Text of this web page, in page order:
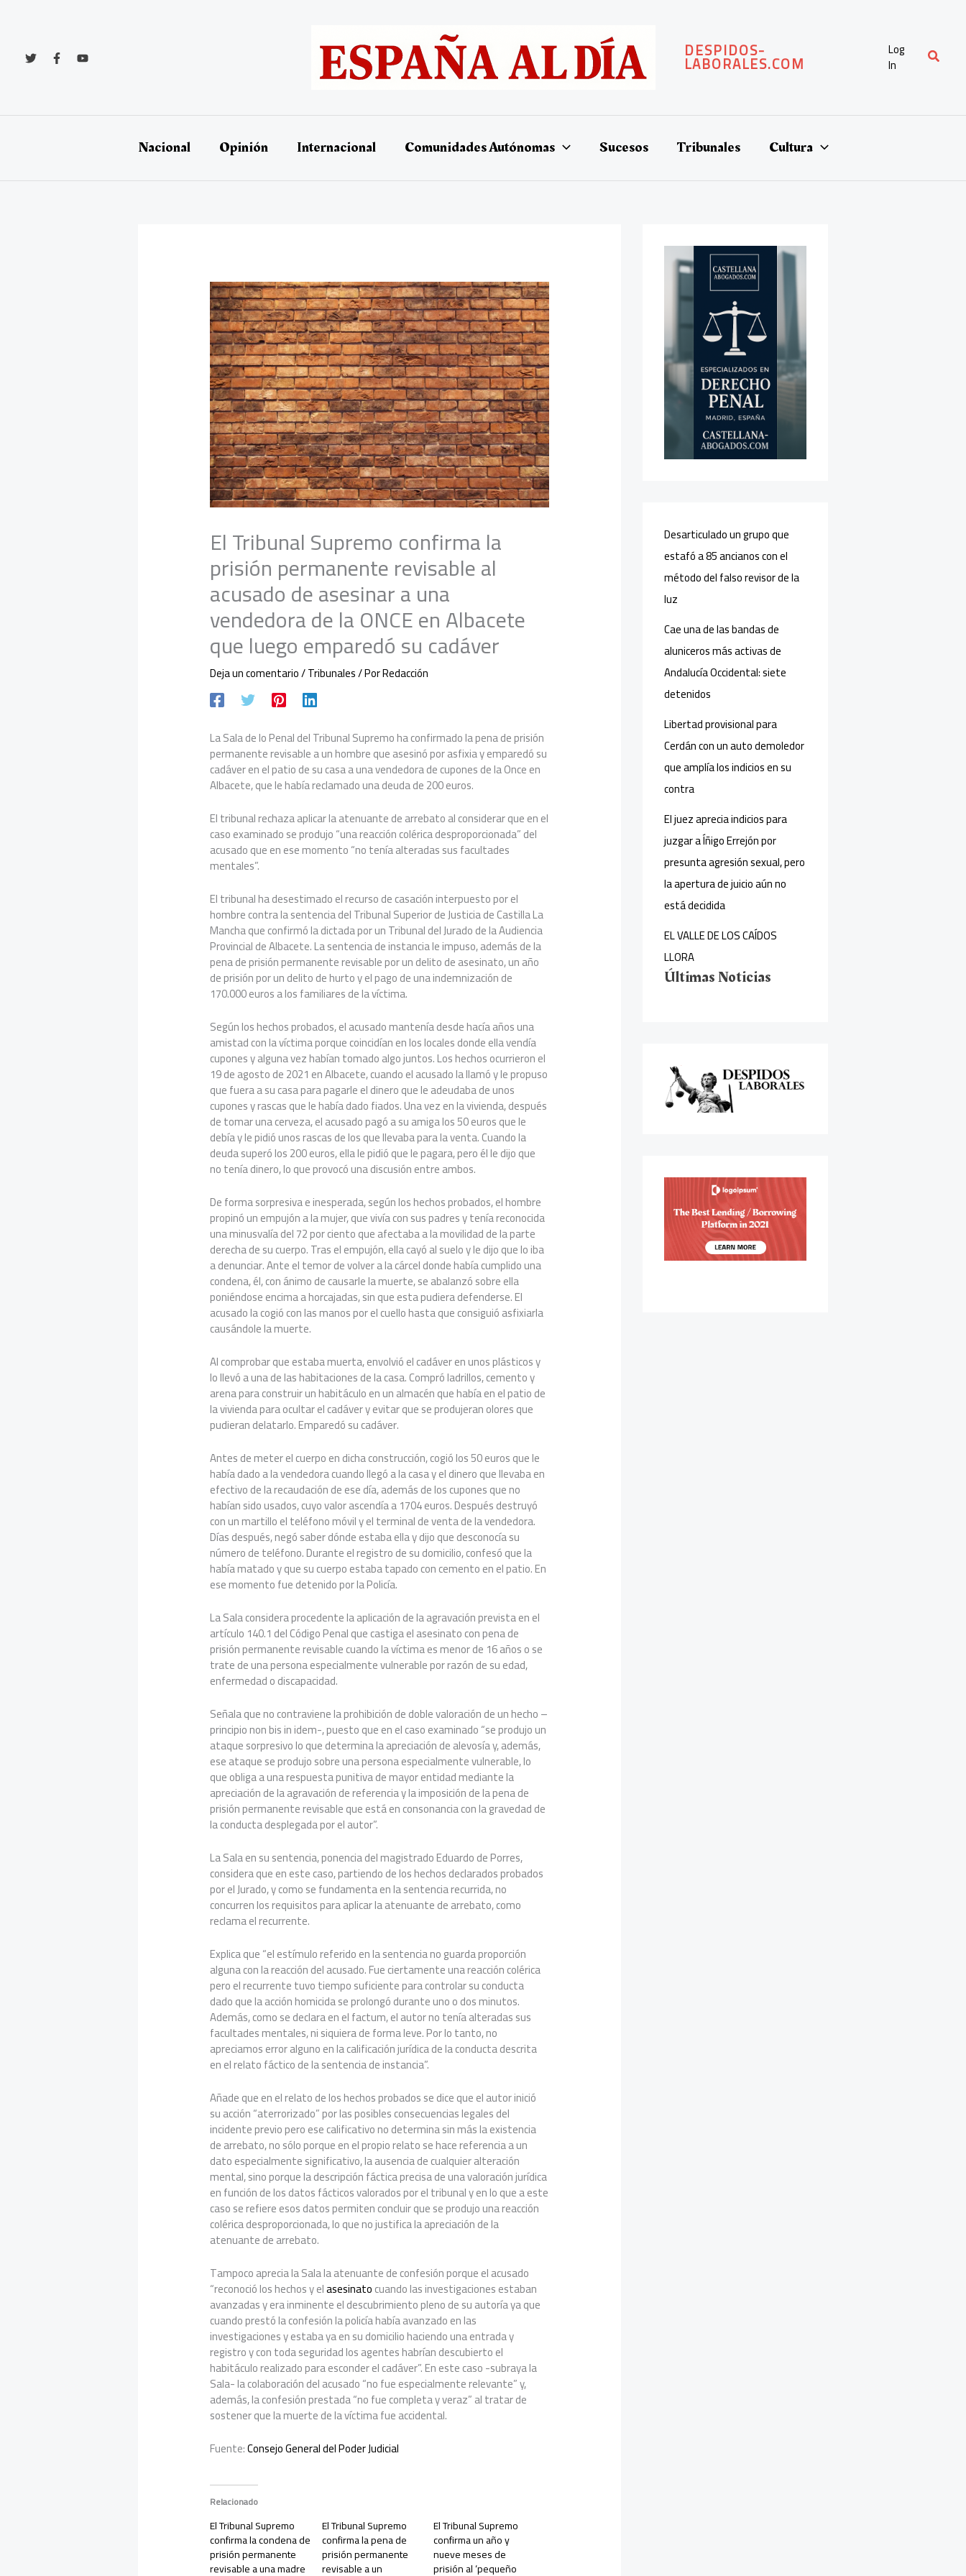
DESPIDOS-
LABORALES.COM
Log
In Buscar
Nacional Opinión Internacional Comunidades Autónomas Sucesos Tribunales Cultura
El Tribunal Supremo confirma la
prisión permanente revisable al
acusado de asesinar a una
vendedora de la ONCE en Albacete
que luego emparedó su cadáver
Deja un comentario/Tribunales/ PorRedacción
La Sala de lo Penal del Tribunal Supremo ha confirmado la pena de prisión
permanente revisable a un hombre que asesinó por asfixia y emparedó su
cadáver en el patio de su casa a una vendedora de cupones de la Once en
Albacete, que le había reclamado una deuda de 200 euros.
El tribunal rechaza aplicar la atenuante de arrebato al considerar que en el
caso examinado se produjo “una reacción colérica desproporcionada” del
acusado que en ese momento “no tenía alteradas sus facultades
mentales”.
El tribunal ha desestimado el recurso de casación interpuesto por el
hombre contra la sentencia del Tribunal Superior de Justicia de Castilla La
Mancha que confirmó la dictada por un Tribunal del Jurado de la Audiencia
Provincial de Albacete. La sentencia de instancia le impuso, además de la
pena de prisión permanente revisable por un delito de asesinato, un año
de prisión por un delito de hurto y el pago de una indemnización de
170.000 euros a los familiares de la víctima.
Según los hechos probados, el acusado mantenía desde hacía años una
amistad con la víctima porque coincidían en los locales donde ella vendía
cupones y alguna vez habían tomado algo juntos. Los hechos ocurrieron el
19 de agosto de 2021 en Albacete, cuando el acusado la llamó y le propuso
que fuera a su casa para pagarle el dinero que le adeudaba de unos
cupones y rascas que le había dado fiados. Una vez en la vivienda, después
de tomar una cerveza, el acusado pagó a su amiga los 50 euros que le
debía y le pidió unos rascas de los que llevaba para la venta. Cuando la
deuda superó los 200 euros, ella le pidió que le pagara, pero él le dijo que
no tenía dinero, lo que provocó una discusión entre ambos.
De forma sorpresiva e inesperada, según los hechos probados, el hombre
propinó un empujón a la mujer, que vivía con sus padres y tenía reconocida
una minusvalía del 72 por ciento que afectaba a la movilidad de la parte
derecha de su cuerpo. Tras el empujón, ella cayó al suelo y le dijo que lo iba
a denunciar. Ante el temor de volver a la cárcel donde había cumplido una
condena, él, con ánimo de causarle la muerte, se abalanzó sobre ella
poniéndose encima a horcajadas, sin que esta pudiera defenderse. El
acusado la cogió con las manos por el cuello hasta que consiguió asfixiarla
causándole la muerte.
Al comprobar que estaba muerta, envolvió el cadáver en unos plásticos y
lo llevó a una de las habitaciones de la casa. Compró ladrillos, cemento y
arena para construir un habitáculo en un almacén que había en el patio de
la vivienda para ocultar el cadáver y evitar que se produjeran olores que
pudieran delatarlo. Emparedó su cadáver.
Antes de meter el cuerpo en dicha construcción, cogió los 50 euros que le
había dado a la vendedora cuando llegó a la casa y el dinero que llevaba en
efectivo de la recaudación de ese día, además de los cupones que no
habían sido usados, cuyo valor ascendía a 1704 euros. Después destruyó
con un martillo el teléfono móvil y el terminal de venta de la vendedora.
Días después, negó saber dónde estaba ella y dijo que desconocía su
número de teléfono. Durante el registro de su domicilio, confesó que la
había matado y que su cuerpo estaba tapado con cemento en el patio. En
ese momento fue detenido por la Policía.
La Sala considera procedente la aplicación de la agravación prevista en el
artículo 140.1 del Código Penal que castiga el asesinato con pena de
prisión permanente revisable cuando la víctima es menor de 16 años o se
trate de una persona especialmente vulnerable por razón de su edad,
enfermedad o discapacidad.
Señala que no contraviene la prohibición de doble valoración de un hecho –
principio non bis in idem-, puesto que en el caso examinado “se produjo un
ataque sorpresivo lo que determina la apreciación de alevosía y, además,
ese ataque se produjo sobre una persona especialmente vulnerable, lo
que obliga a una respuesta punitiva de mayor entidad mediante la
apreciación de la agravación de referencia y la imposición de la pena de
prisión permanente revisable que está en consonancia con la gravedad de
la conducta desplegada por el autor”.
La Sala en su sentencia, ponencia del magistrado Eduardo de Porres,
considera que en este caso, partiendo de los hechos declarados probados
por el Jurado, y como se fundamenta en la sentencia recurrida, no
concurren los requisitos para aplicar la atenuante de arrebato, como
reclama el recurrente.
Explica que “el estímulo referido en la sentencia no guarda proporción
alguna con la reacción del acusado. Fue ciertamente una reacción colérica
pero el recurrente tuvo tiempo suficiente para controlar su conducta
dado que la acción homicida se prolongó durante uno o dos minutos.
Además, como se declara en el factum, el autor no tenía alteradas sus
facultades mentales, ni siquiera de forma leve. Por lo tanto, no
apreciamos error alguno en la calificación jurídica de la conducta descrita
en el relato fáctico de la sentencia de instancia”.
Añade que en el relato de los hechos probados se dice que el autor inició
su acción “aterrorizado” por las posibles consecuencias legales del
incidente previo pero ese calificativo no determina sin más la existencia
de arrebato, no sólo porque en el propio relato se hace referencia a un
dato especialmente significativo, la ausencia de cualquier alteración
mental, sino porque la descripción fáctica precisa de una valoración jurídica
en función de los datos fácticos valorados por el tribunal y en lo que a este
caso se refiere esos datos permiten concluir que se produjo una reacción
colérica desproporcionada, lo que no justifica la apreciación de la
atenuante de arrebato.
Tampoco aprecia la Sala la atenuante de confesión porque el acusado
“reconoció los hechos y elasesinatocuando las investigaciones estaban
avanzadas y era inminente el descubrimiento pleno de su autoría ya que
cuando prestó la confesión la policía había avanzado en las
investigaciones y estaba ya en su domicilio haciendo una entrada y
registro y con toda seguridad los agentes habrían descubierto el
habitáculo realizado para esconder el cadáver”. En este caso -subraya la
Sala- la colaboración del acusado “no fue especialmente relevante” y,
además, la confesión prestada “no fue completa y veraz” al tratar de
sostener que la muerte de la víctima fue accidental.
Fuente:Consejo General del Poder Judicial
Relacionado
El Tribunal Supremo
confirma la condena de
prisión permanente
revisable a una madre
El Tribunal Supremo
confirma la pena de
prisión permanente
revisable a un
El Tribunal Supremo
confirma un año y
nueve meses de
prisión al ‘pequeño
Desarticulado un grupo que
estafó a 85 ancianos con el
método del falso revisor de la
luz
Cae una de las bandas de
aluniceros más activas de
Andalucía Occidental: siete
detenidos
Libertad provisional para
Cerdán con un auto demoledor
que amplía los indicios en su
contra
El juez aprecia indicios para
juzgar a Íñigo Errejón por
presunta agresión sexual, pero
la apertura de juicio aún no
está decidida
EL VALLE DE LOS CAÍDOS
LLORA
Últimas Noticias